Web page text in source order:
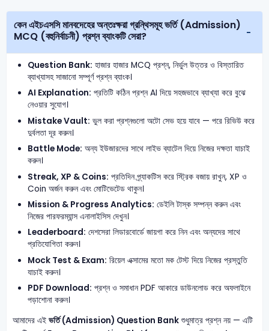
কেন এইচএসসি মানবদেহের অন্তঃক্ষরা গ্রন্থিসমূহ ভর্তি (Admission)
MCQ (বহুনির্বাচনী) প্রশ্ন ব্যাংকটি সেরা?
Question Bank: হাজার হাজার MCQ প্রশ্ন, নির্ভুল উত্তর ও বিস্তারিত
ব্যাখ্যাসহ সাজানো সম্পূর্ণ প্রশ্ন ব্যাংক।
AI Explanation: প্রতিটি কঠিন প্রশ্ন AI দিয়ে সহজভাবে ব্যাখ্যা করে বুঝে
নেওয়ার সুযোগ।
Mistake Vault: ভুল করা প্রশ্নগুলো অটো সেভ হয়ে যাবে — পরে রিভিউ করে
দুর্বলতা দূর করুন।
Battle Mode: অন্য ইউজারদের সাথে লাইভ ব্যাটেল দিয়ে নিজের দক্ষতা যাচাই
করুন।
Streak, XP & Coins: প্রতিদিন প্র্যাকটিস করে স্ট্রিক বজায় রাখুন, XP ও
Coin অর্জন করুন এবং মোটিভেটেড থাকুন।
Mission & Progress Analytics: ডেইলি টাস্ক সম্পন্ন করুন এবং
নিজের পারফরম্যান্স এনালাইসিস দেখুন।
Leaderboard: দেশসেরা লিডারবোর্ডে জায়গা করে নিন এবং অন্যদের সাথে
প্রতিযোগিতা করুন।
Mock Test & Exam: রিয়েল এক্সামের মতো মক টেস্ট দিয়ে নিজের প্রস্তুতি
যাচাই করুন।
PDF Download: প্রশ্ন ও সমাধান PDF আকারে ডাউনলোড করে অফলাইনে
পড়াশোনা করুন।
আমাদের এই ভর্তি (Admission) Question Bankশুধুমাত্র প্রশ্ন নয় — এটি